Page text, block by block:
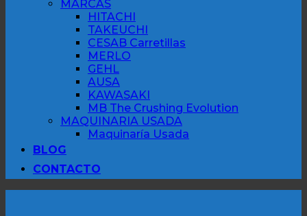
MARCAS
HITACHI
TAKEUCHI
CESAB Carretillas
MERLO
GEHL
AUSA
KAWASAKI
MB The Crushing Evolution
MAQUINARIA USADA
Maquinaría Usada
BLOG
CONTACTO